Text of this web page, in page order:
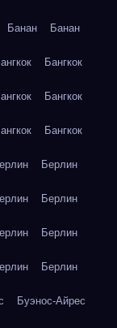
Банан Банан
Бангкок
Бангкок
Бангкок
Берлин
Берлин
Берлин
Берлин
Буэнос-Айрес